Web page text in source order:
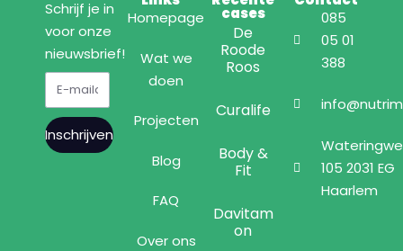
Schrijf je in
voor onze
nieuwsbrief!
Inschrijven
Homepage
Wat we
doen
Projecten
Blog
FAQ
Over ons
cases
De
Roode
Roos
Curalife
Body &
Fit
Davitam
on
085
05 01
388
105 2031 EG
Haarlem